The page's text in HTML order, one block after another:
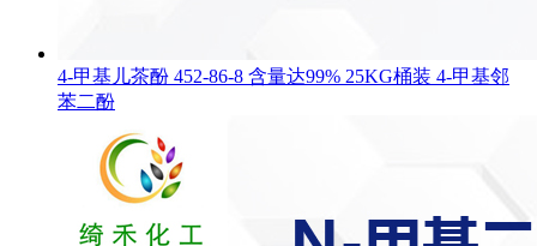
4-甲基儿茶酚 452-86-8 含量达99% 25KG桶装 4-甲基邻
苯二酚